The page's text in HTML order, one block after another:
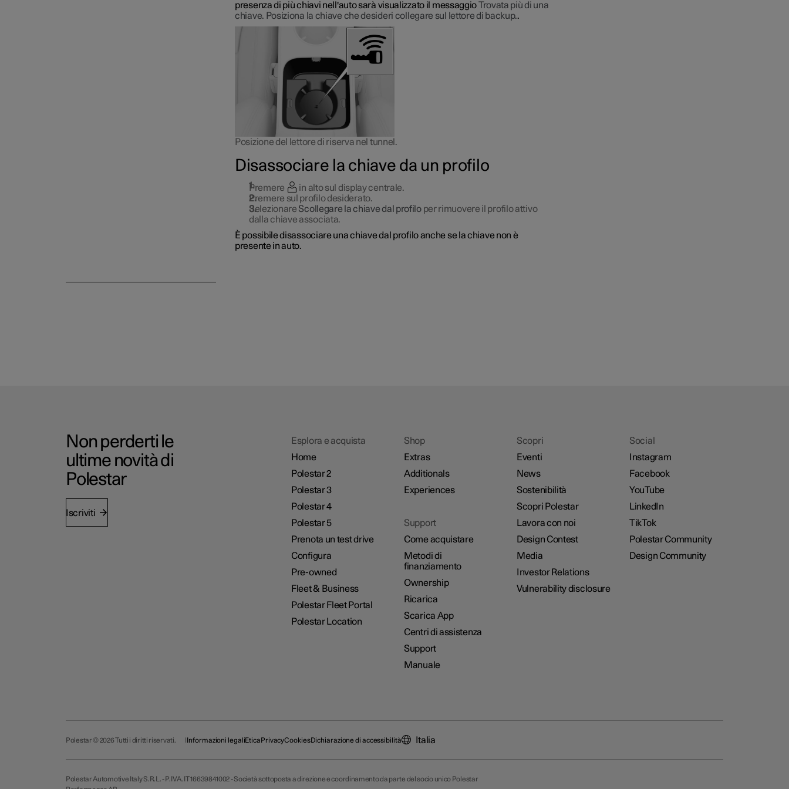
presenza di più chiavi nell'auto sarà visualizzato il messaggioTrovata più di una
chiave. Posiziona la chiave che desideri collegare sul lettore di backup..
Posizione del lettore di riserva nel tunnel.
Disassociare la chiave da un profilo
Premere
in alto sul display centrale.
Premere sul profilo desiderato.
Selezionare Scollegare la chiave dal profiloper rimuovere il profilo attivo
dalla chiave associata.
È possibile disassociare una chiave dal profilo anche se la chiave non è
presente in auto.
Non perderti le
ultime novità di
Polestar
Iscriviti
Esplora e acquista
Home
Polestar 2
Polestar 3
Polestar 4
Polestar 5
Prenota un test drive
Configura
Pre-owned
Fleet & Business
Polestar Fleet Portal
Polestar Location
Shop
Extras
Additionals
Experiences
Support
Come acquistare
Metodi di
finanziamento
Ownership
Ricarica
Scarica App
Centri di assistenza
Support
Manuale
Scopri
Eventi
News
Sostenibilità
Scopri Polestar
Lavora con noi
Design Contest
Media
Investor Relations
Vulnerability disclosure
Social
Instagram
Facebook
YouTube
LinkedIn
TikTok
Polestar Community
Design Community
Polestar © 2026 Tutti i diritti riservati. Informazioni legaliEticaPrivacyCookiesDichiarazione di accessibilità Italia
Polestar Automotive Italy S.R.L. - P.IVA. IT 16639841002 - Società sottoposta a direzione e coordinamento da parte del socio unico Polestar